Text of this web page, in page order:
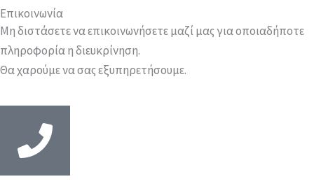
Επικοινωνία
Μη διστάσετε να επικοινωνήσετε μαζί μας για οποιαδήποτε
πληροφορία η διευκρίνηση.
Θα χαρούμε να σας εξυπηρετήσουμε.